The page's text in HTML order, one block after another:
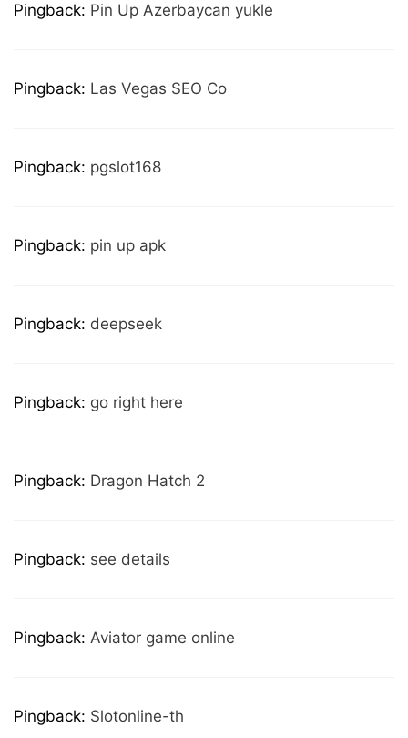
Pingback: Pin Up Azerbaycan yukle
Pingback: Las Vegas SEO Co
Pingback: pgslot168
Pingback: pin up apk
Pingback: deepseek
Pingback: go right here
Pingback: Dragon Hatch 2
Pingback: see details
Pingback: Aviator game online
Pingback: Slotonline-th